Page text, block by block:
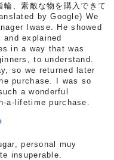
輪、素敵な物を購入できて
by Google) We
Iwase. He showed
and explained
in a way that was
to understand.
so we returned later
purchase. I was so
a wonderful
a-lifetime purchase.
personal muy
insuperable.